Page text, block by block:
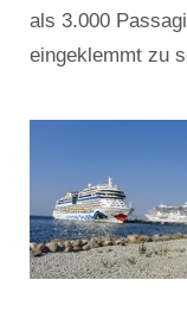
als 3.000
eingeklemmt zu